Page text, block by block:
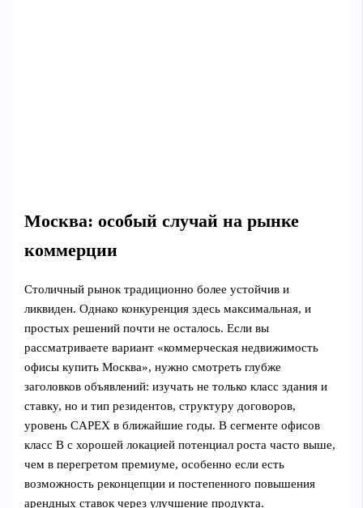
Москва: особый случай на рынке
коммерции
Столичный рынок традиционно более устойчив и
ликвиден. Однако конкуренция здесь максимальная, и
простых решений почти не осталось. Если вы
рассматриваете вариант «коммерческая недвижимость
офисы купить Москва», нужно смотреть глубже
заголовков объявлений: изучать не только класс здания и
ставку, но и тип резидентов, структуру договоров,
уровень CAPEX в ближайшие годы. В сегменте офисов
класс B с хорошей локацией потенциал роста часто выше,
чем в перегретом премиуме, особенно если есть
возможность реконцепции и постепенного повышения
арендных ставок через улучшение продукта.